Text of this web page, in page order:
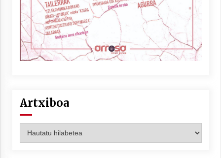
Artxiboa